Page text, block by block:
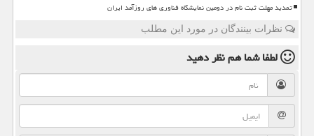
تمدید مهلت ثبت نام در دومین نمایشگاه فناوری های روزآمد ایران
نظرات بینندگان در مورد این مطلب
لطفا شما همنظر دهید